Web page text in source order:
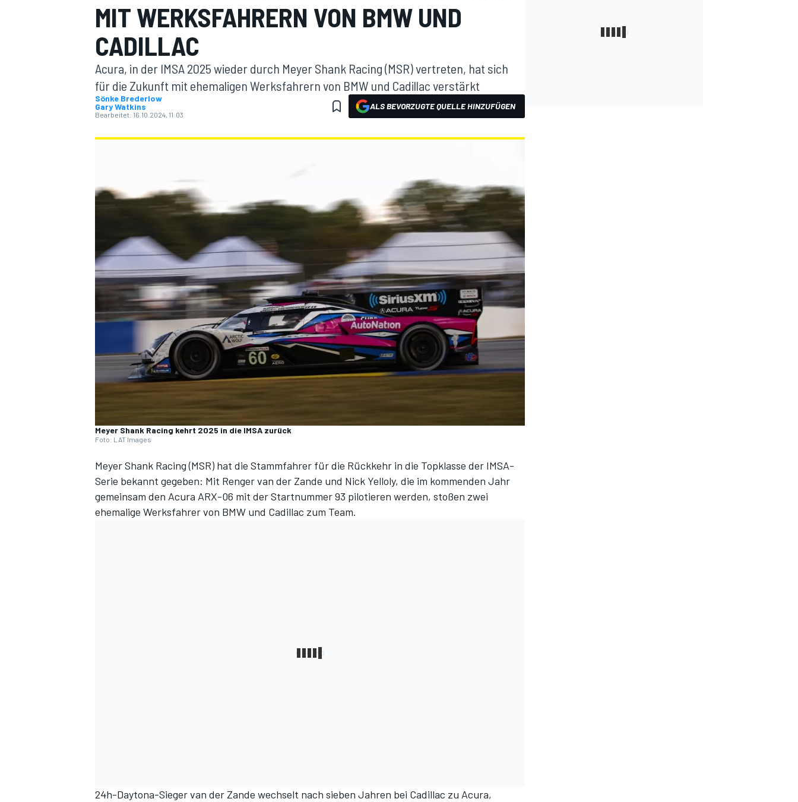
MOTOGP
MIT WERKSFAHRERN VON BMW UND
CADILLAC
Acura, in der IMSA 2025 wieder durch Meyer Shank Racing (MSR) vertreten, hat sich
für die Zukunft mit ehemaligen Werksfahrern von BMW und Cadillac verstärkt
Sönke Brederlow
Gary Watkins
Bearbeitet: 16.10.2024, 11:03
ALS BEVORZUGTE QUELLE HINZUFÜGEN
Meyer Shank Racing kehrt 2025 in die IMSA zurück
Foto: LAT Images
Meyer Shank Racing (MSR) hat die Stammfahrer fürdie Rückkehr in die Topklasse der IMSA-
Serie bekannt gegeben: Mit Renger van der Zande und Nick Yelloly, die im kommenden Jahr
gemeinsam den Acura ARX-06 mit der Startnummer 93 pilotieren werden, stoßen zwei
ehemalige Werksfahrer von BMW und Cadillac zum Team.
24h-Daytona-Sieger van der Zande wechselt nach sieben Jahren bei Cadillac zu Acura,